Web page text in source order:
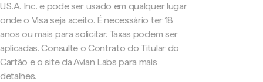
U.S.A. Inc. e pode ser usado em qualquer lugar
onde o Visa seja aceito. É necessário ter 18
anos ou mais para solicitar. Taxas podem ser
aplicadas. Consulte o Contrato do Titular do
Cartão e o site da Avian Labs para mais
detalhes.